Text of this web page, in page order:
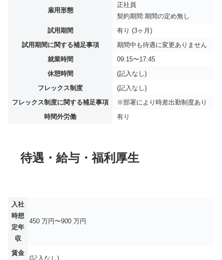
雇用形態
正社員
契約期間:期間の定め無し
試用期間
有り (3ヶ月)
試用期間に関する補足事項
期間中も待遇に変更ありません
就業時間
09:15〜17:45
休憩時間
(記入なし)
フレックス制度
(記入なし)
フレックス制度に関する補足事項
※部署により時差出勤制度あり
時間外労働
有り
待遇・給与・福利厚生
入社
時想
定年
収
450 万円〜900 万円
賃金
(記入なし)